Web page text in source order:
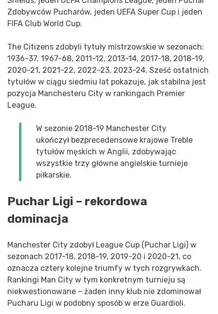
Zdobywców Pucharów, jeden UEFA Super Cup i jeden
FIFA Club World Cup.
The Citizens zdobyli tytuły mistrzowskie w sezonach:
1936-37, 1967-68, 2011-12, 2013-14, 2017-18, 2018-19,
2020-21, 2021-22, 2022-23, 2023-24. Sześć ostatnich
tytułów w ciągu siedmiu lat pokazuje, jak stabilna jest
pozycja Manchesteru City w rankingach Premier
League.
W sezonie 2018-19 Manchester City
ukończył bezprecedensowe krajowe Treble
tytułów męskich w Anglii, zdobywając
wszystkie trzy główne angielskie turnieje
piłkarskie.
Puchar Ligi – rekordowa
dominacja
Manchester City zdobył League Cup (Puchar Ligi) w
sezonach 2017-18, 2018-19, 2019-20 i 2020-21, co
oznacza cztery kolejne triumfy w tych rozgrywkach.
Rankingi Man City w tym konkretnym turnieju są
niekwestionowane – żaden inny klub nie zdominował
Pucharu Ligi w podobny sposób w erze Guardioli.